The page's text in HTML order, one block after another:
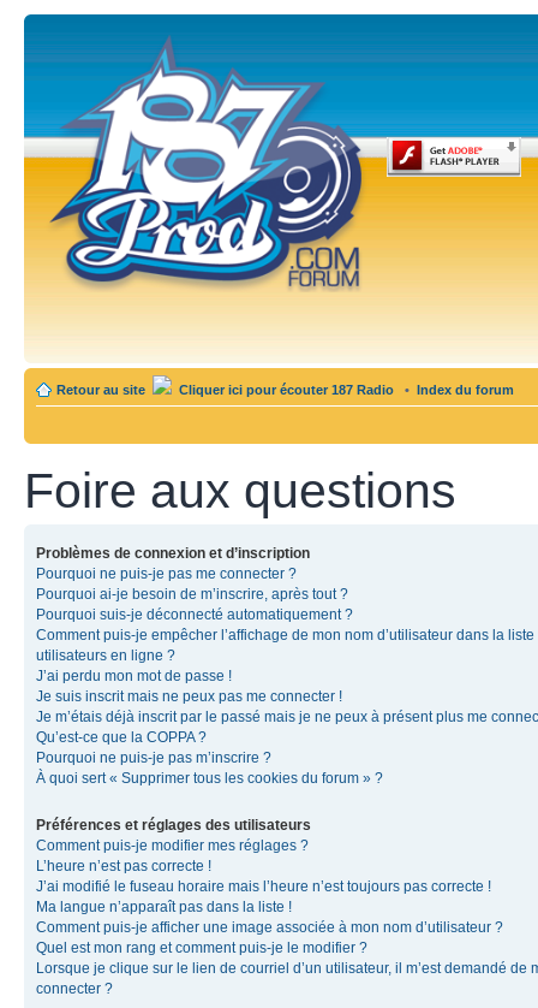
Retour au site Cliquer ici pour écouter 187 Radio • Index du forum
Foire aux questions
Problèmes de connexion et d’inscription
Pourquoi ne puis-je pas me connecter ?
Pourquoi ai-je besoin de m’inscrire, après tout ?
Pourquoi suis-je déconnecté automatiquement ?
Comment puis-je empêcher l’affichage de mon nom d’utilisateur dans la liste
utilisateurs en ligne ?
J’ai perdu mon mot de passe !
Je suis inscrit mais ne peux pas me connecter !
Je m’étais déjà inscrit par le passé mais je ne peux à présent plus me
Qu’est-ce que la COPPA ?
Pourquoi ne puis-je pas m’inscrire ?
À quoi sert « Supprimer tous les cookies du forum » ?
Préférences et réglages des utilisateurs
Comment puis-je modifier mes réglages ?
L’heure n’est pas correcte !
J’ai modifié le fuseau horaire mais l’heure n’est toujours pas correcte !
Ma langue n’apparaît pas dans la liste !
Comment puis-je afficher une image associée à mon nom d’utilisateur ?
Quel est mon rang et comment puis-je le modifier ?
Lorsque je clique sur le lien de courriel d’un utilisateur, il m’est demandé de
connecter ?